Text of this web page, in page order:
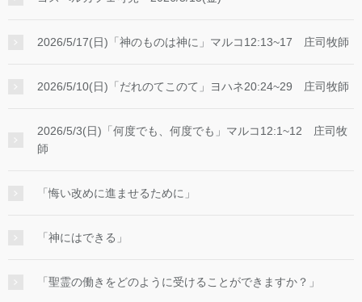
2026/5/17(日)「神のものは神に」マルコ12:13~17 庄司牧師
2026/5/10(日)「だれのてこのて」ヨハネ20:24~29 庄司牧師
2026/5/3(日)「何度でも、何度でも」マルコ12:1~12 庄司牧
師
「悔い改めに進ませるために」
「神にはできる」
「聖霊の働きをどのように受けることができますか？」